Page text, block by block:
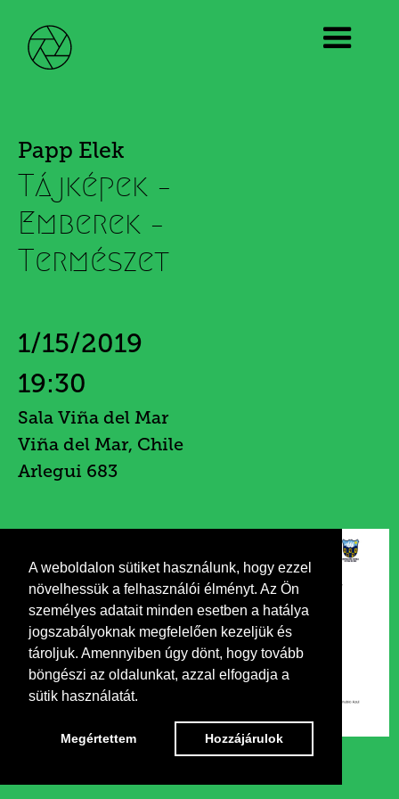
A weboldalon sütiket használunk, hogy ezzel
növelhessük a felhasználói élményt. Az Ön
személyes adatait minden esetben a hatálya
jogszabályoknak megfelelően kezeljük és
tároljuk. Amennyiben úgy dönt, hogy tovább
böngészi az oldalunkat, azzal elfogadja a
sütik használatát.
Megértettem Hozzájárulok
Papp Elek
Tájképek –
Emberek –
Természet
1/15/2019
19:30
Sala Viña del Mar
Viña del Mar, Chile
Arlegui 683